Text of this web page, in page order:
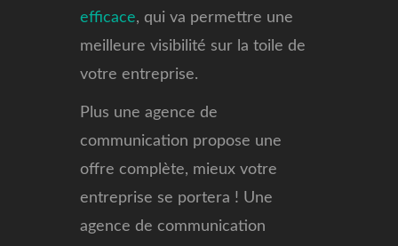
efficace, qui va permettre une
meilleure visibilité sur la toile de
votre entreprise.
Plus une agence de
communication propose une
offre complète, mieux votre
entreprise se portera ! Une
agence de communication